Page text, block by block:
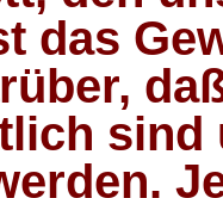
das
sind